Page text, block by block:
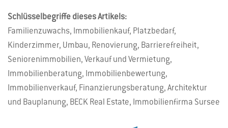
Schlüsselbegriffe dieses Artikels:
Familienzuwachs, Immobilienkauf, Platzbedarf,
Kinderzimmer, Umbau, Renovierung, Barrierefreiheit,
Seniorenimmobilien, Verkauf und Vermietung,
Immobilienberatung, Immobilienbewertung,
Immobilienverkauf, Finanzierungsberatung, Architektur
und Bauplanung, BECK Real Estate, Immobilienfirma Sursee